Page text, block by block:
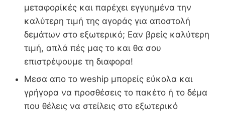
μεταφορίκές και παρέχει εγγυημένα την
καλύτερη τιμή της αγοράς για αποστολή
δεμάτων στο εξωτερικό; Εαν βρείς καλύτερη
τιμή, απλά πές μας το και θα σου
επιστρέψουμε τη διαφορα!
Μεσα απο το weship μπορείς εύκολα και
γρήγορα να προσθέσεις το πακέτο ή το δέμα
που θέλεις να στείλεις στο εξωτερικό